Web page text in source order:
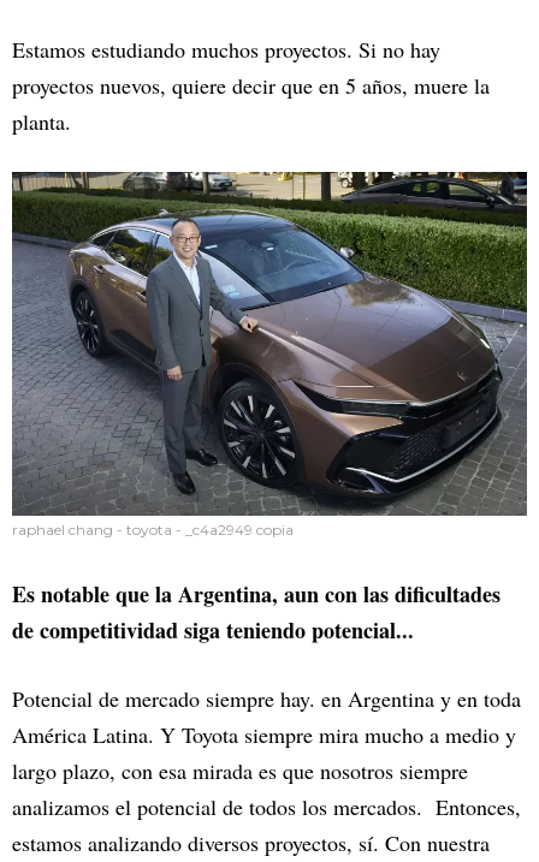
Estamos estudiando muchos proyectos. Si no hay
proyectos nuevos, quiere decir que en 5 años, muere la
planta.
raphael chang - toyota - _c4a2949 copia
Es notable que la Argentina, aun con las dificultades
de competitividad siga teniendo potencial...
Potencial de mercado siempre hay. en Argentina y en toda
América Latina. Y Toyota siempre mira mucho a medio y
largo plazo, con esa mirada es que nosotros siempre
analizamos el potencial de todos los mercados. Entonces,
estamos analizando diversos proyectos, sí. Con nuestra